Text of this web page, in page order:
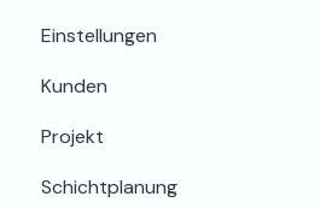
Lohn & Export
Sicherheit
Einstellungen
Basis & Berechtigungen
Funktionen einstellen
Mobilgeräte & Terminals
Kunden
Projekt
Projektplanung & Basis
Schichtplanung